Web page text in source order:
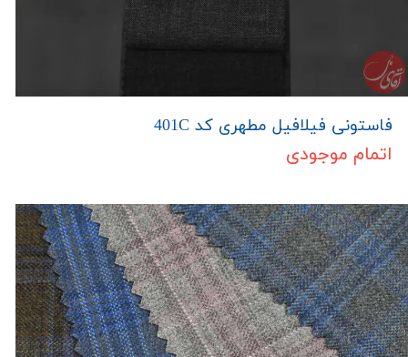
فاستونی فیلافیل مطهری کد 401C
اتمام موجودی